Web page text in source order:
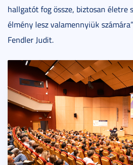
hallgatót fog össze, biztosan életre
élmény lesz valamennyiük
Fendler Judit.